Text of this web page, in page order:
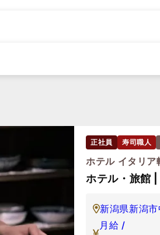
正社員 寿司職人
ホテル イタリア
ホテル・旅館
新潟県新潟
月給 /